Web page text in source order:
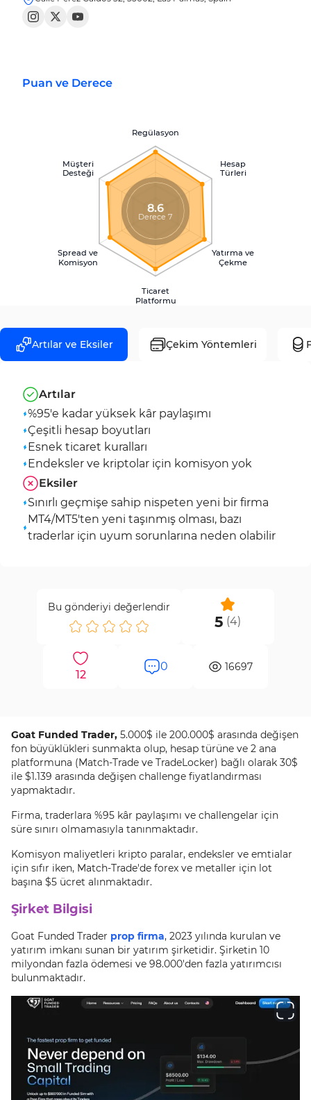
Puan ve Derece
Regülasyon
Hesap
Türleri
Yatırma ve
Çekme
Ticaret
Platformu
Spread ve
Komisyon
Müşteri
Desteği
8.6
Derece 7
Artılar ve Eksiler Çekim Yöntemleri
Artılar
%95'e kadar yüksek kâr paylaşımı
Çeşitli hesap boyutları
Esnek ticaret kuralları
Endeksler ve kriptolar için komisyon yok
Eksiler
Sınırlı geçmişe sahip nispeten yeni bir firma
MT4/MT5'ten yeni taşınmış olması, bazı
traderlar için uyum sorunlarına neden olabilir
5 (4)
Bu gönderiyi değerlendir
12
0 16697
Goat Funded Trader, 5.000$ ile 200.000$ arasında değişen
fon büyüklükleri sunmakta olup, hesap türüne ve 2 ana
platformuna (Match-Trade ve TradeLocker) bağlı olarak 30$
ile $1.139 arasında değişen challenge fiyatlandırması
yapmaktadır.
Firma, traderlara %95 kâr paylaşımı ve challengelar için
süre sınırı olmamasıyla tanınmaktadır.
Komisyon maliyetleri kripto paralar, endeksler ve emtialar
için sıfır iken, Match-Trade'de forex ve metaller için lot
başına $5 ücret alınmaktadır.
Şirket Bilgisi
Goat Funded Trader prop firma, 2023 yılında kurulan ve
yatırım imkanı sunan bir yatırım şirketidir. Şirketin 10
milyondan fazla ödemesi ve 98.000'den fazla yatırımcısı
bulunmaktadır.